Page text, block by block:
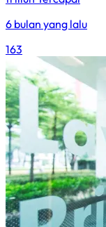
6 bulan yang lalu
163